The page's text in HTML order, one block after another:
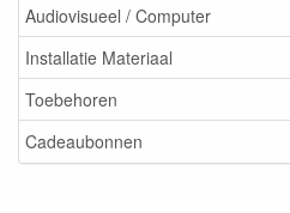
Audiovisueel / Computer
Installatie Materiaal
Toebehoren
Cadeaubonnen